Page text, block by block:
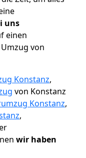
uns
einen
von
Konstanz,
von Konstanz
Konstanz,
,
wir haben